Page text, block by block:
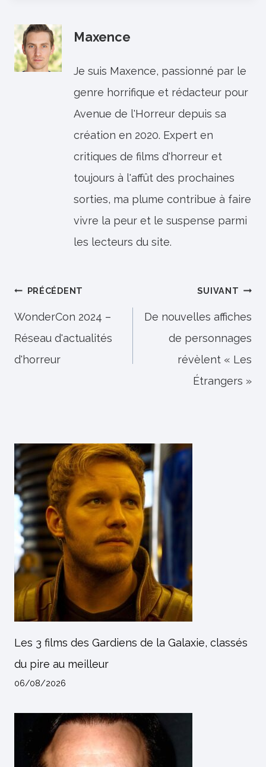
Maxence
Je suis Maxence, passionné par le
genre horrifique et rédacteur pour
Avenue de l'Horreur depuis sa
création en 2020. Expert en
critiques de films d'horreur et
toujours à l'affût des prochaines
sorties, ma plume contribue à faire
vivre la peur et le suspense parmi
les lecteurs du site.
Navigation
de
l’article
PRÉCÉDENT
WonderCon 2024 –
Réseau d'actualités
d'horreur
SUIVANT
De nouvelles affiches
de personnages
révèlent « Les
Étrangers »
Les 3 films des Gardiens de la Galaxie, classés
du pire au meilleur
06/08/2026